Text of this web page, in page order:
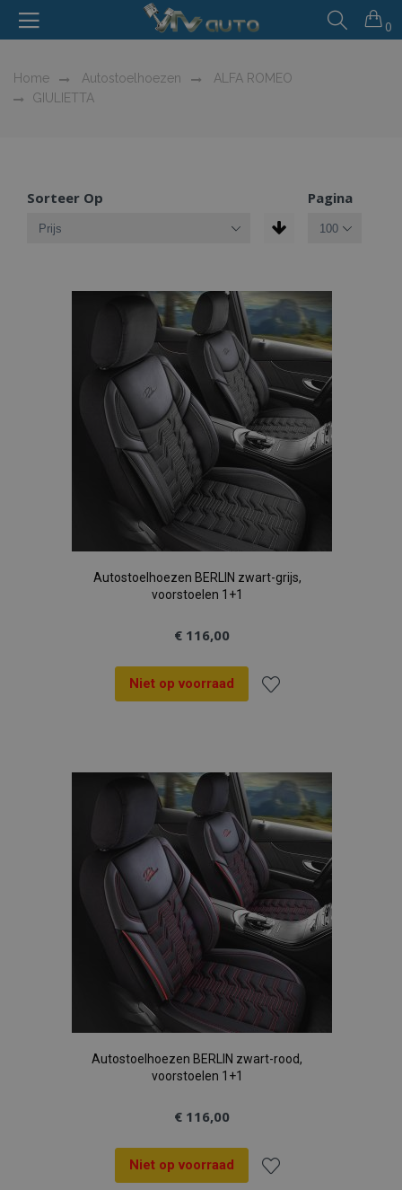
0
Home Autostoelhoezen
ALFA ROMEO
GIULIETTA
Sorteer Op Pagina
Autostoelhoezen BERLIN zwart-grijs,
voorstoelen 1+1
€ 116,00
Niet op voorraad
aan
verlanglijst
Autostoelhoezen BERLIN zwart-rood,
voorstoelen 1+1
€ 116,00
Niet op voorraad